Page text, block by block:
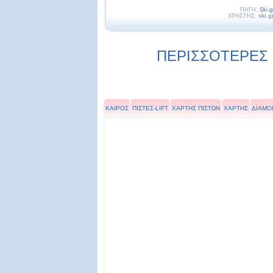
ΠΗΓΗ:
ΧΡΗΣΤΗΣ:
ΠΕΡΙΣΣΟΤΕΡΕΣ
ΚΑΙΡΟΣ ΠΙΣΤΕΣ-LIFT ΧΑΡΤΗΣ ΠΙΣΤΩΝ ΧΑΡΤΗΣ